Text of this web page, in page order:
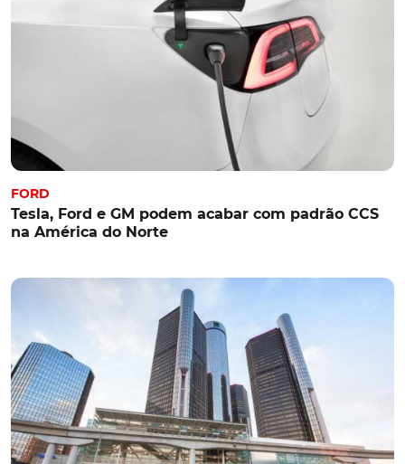
FORD
Tesla, Ford e GM podem acabar com padrão CCS
na América do Norte